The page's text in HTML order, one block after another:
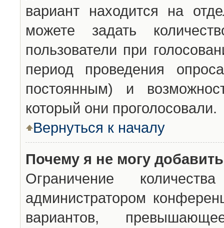
вариант находится на
можете задать
пользователи при
период проведения
постоянным) и
который они проголосовали.
Вернуться к началу
Почему я не могу
Ограничение
администратором
вариантов,